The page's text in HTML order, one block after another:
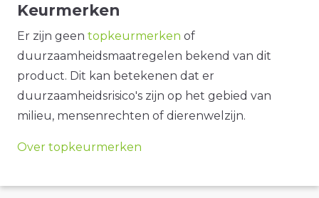
Keurmerken
Er zijn geen topkeurmerken of
duurzaamheidsmaatregelen bekend van dit
product. Dit kan betekenen dat er
duurzaamheidsrisico's zijn op het gebied van
milieu, mensenrechten of dierenwelzijn.
Over topkeurmerken